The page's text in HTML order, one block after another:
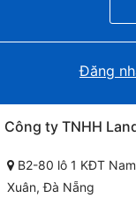
Đăng
Công ty TNHH
B2-80 lô 1 KĐT
Xuân, Đà Nẵng